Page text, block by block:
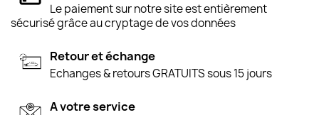
Le paiement sur notre site est entièrement
sécurisé grâce au cryptage de vos données
Retour et échange
Echanges & retours GRATUITS sous 15 jours
A votre service